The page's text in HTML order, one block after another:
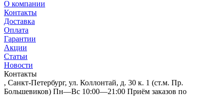
О компании
Контакты
Доставка
Оплата
Гарантии
Акции
Статьи
Новости
Контакты
, Санкт-Петербург, ул. Коллонтай, д. 30 к. 1 (ст.м. Пр.
Большевиков) Пн—Вс 10:00—21:00 Приём заказов по